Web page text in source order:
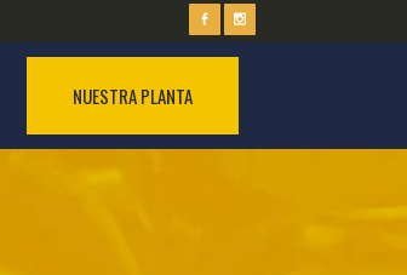
NUESTRA PLANTA